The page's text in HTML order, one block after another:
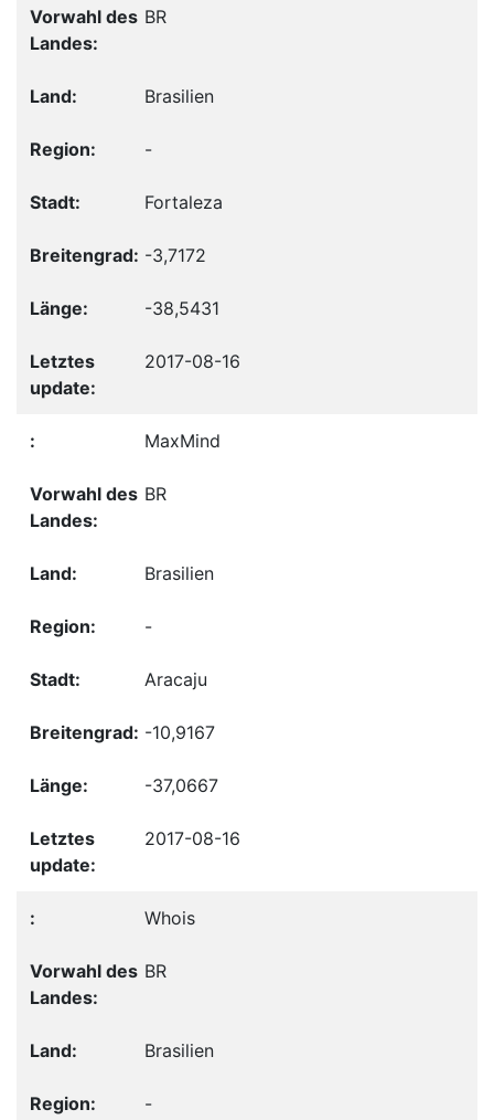
BR
Brasilien
-
Fortaleza
-3,7172
-38,5431
2017-08-16
MaxMind
BR
Brasilien
-
Aracaju
-10,9167
-37,0667
2017-08-16
Whois
BR
Brasilien
-